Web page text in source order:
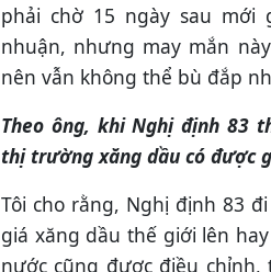
phải chờ 15 ngày sau mới
nhuận, nhưng may mắn
nên vẫn không thể bù đắp
Theo ông, khi Nghị định 83
thị trường xăng dầu có được
Tôi cho rằng, Nghị định 83
giá xăng dầu thế giới lên
nước cũng được điều chỉnh,